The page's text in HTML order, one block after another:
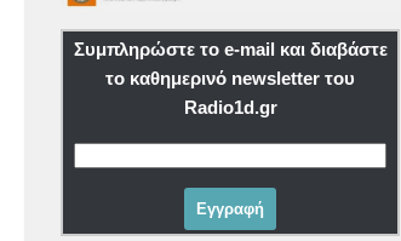
Συμπληρώστε το e-mail και διαβάστε
το καθημερινό newsletter του
Radio1d.gr